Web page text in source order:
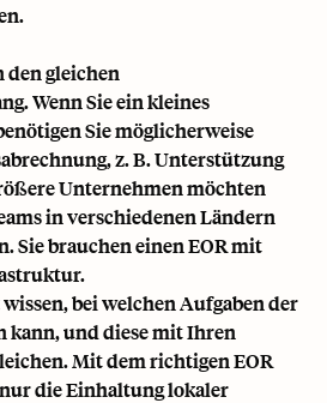
den gleichen
Wenn Sie ein kleines
Sie möglicherweise
z. B. Unterstützung
Unternehmen möchten
in verschiedenen Ländern
Sie brauchen einen EOR mit
bei welchen Aufgaben der
kann, und diese mit Ihren
Mit dem richtigen EOR
die Einhaltung lokaler